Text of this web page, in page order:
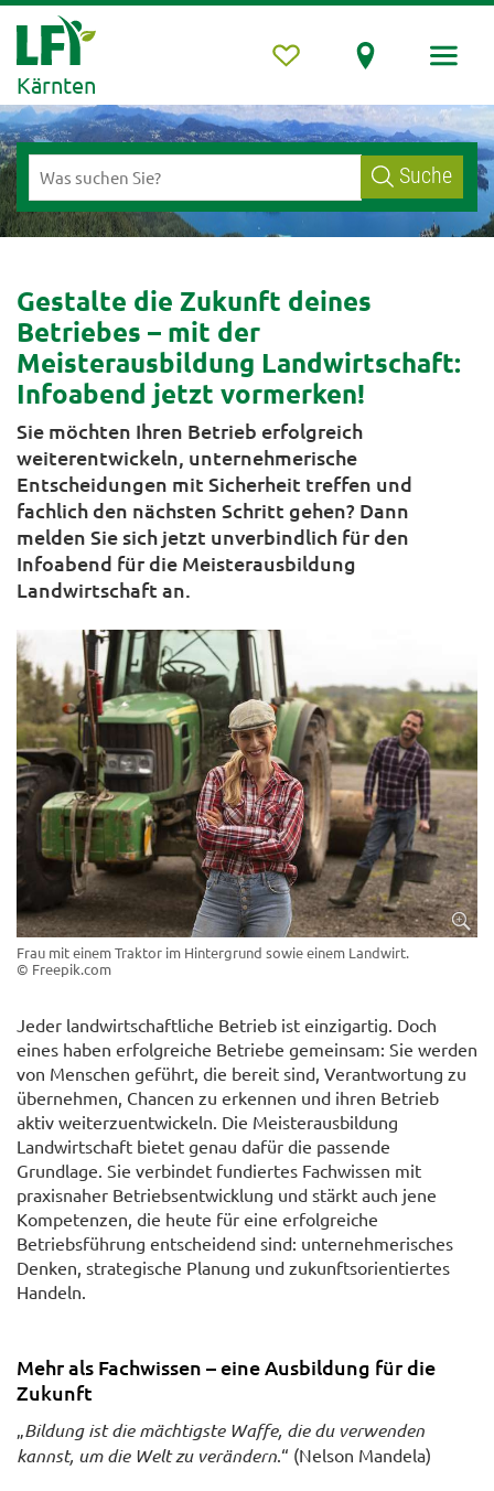
Kärnten
Suche
Gestalte die Zukunft deines
Betriebes – mit der
Meisterausbildung Landwirtschaft:
Infoabend jetzt vormerken!
Sie möchten Ihren Betrieb erfolgreich
weiterentwickeln, unternehmerische
Entscheidungen mit Sicherheit treffen und
fachlich den nächsten Schritt gehen? Dann
melden Sie sich jetzt unverbindlich für den
Infoabend für die Meisterausbildung
Landwirtschaft an.
Frau mit einem Traktor im Hintergrund sowie einem Landwirt.
© Freepik.com
Jeder landwirtschaftliche Betrieb ist einzigartig. Doch
eines haben erfolgreiche Betriebe gemeinsam: Sie werden
von Menschen geführt, die bereit sind, Verantwortung zu
übernehmen, Chancen zu erkennen und ihren Betrieb
aktiv weiterzuentwickeln. Die Meisterausbildung
Landwirtschaft bietet genau dafür die passende
Grundlage. Sie verbindet fundiertes Fachwissen mit
praxisnaher Betriebsentwicklung und stärkt auch jene
Kompetenzen, die heute für eine erfolgreiche
Betriebsführung entscheidend sind: unternehmerisches
Denken, strategische Planung und zukunftsorientiertes
Handeln.
Mehr als Fachwissen – eine Ausbildung für die
Zukunft
Bildung ist die mächtigste Waffe, die du verwenden
kannst, um die Welt zu verändern .“ (Nelson Mandela)